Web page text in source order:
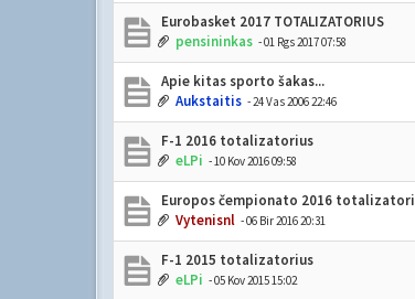
Eurobasket 2017 TOTALIZATORIUS
pensininkas - 01 Rgs 2017 07:58
Apie kitas sporto šakas...
Aukstaitis - 24 Vas 2006 22:46
F-1 2016 totalizatorius
eLPi - 10 Kov 2016 09:58
Europos čempionato 2016
Vytenisnl - 06 Bir 2016 20:31
F-1 2015 totalizatorius
eLPi - 05 Kov 2015 15:02